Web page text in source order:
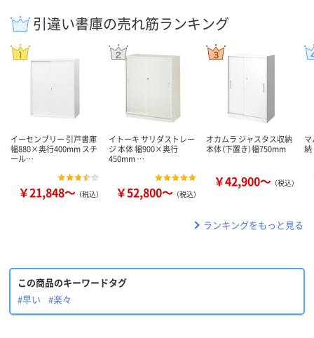
引違い書庫の売れ筋ランキング
イーセンブリー 引戸書庫
幅880×奥行400mm スチ
ール…
￥21,848～ （税込）
イトーキ サリダストレー
ジ 本体 幅900×奥行
450mm …
￥52,800～ （税込）
オカムラ ジャスタス収納
本体（下置き）幅750mm
￥42,900～ （税込）
ランキングをもっと見る
この商品のキーワードタグ
#早い
#楽々